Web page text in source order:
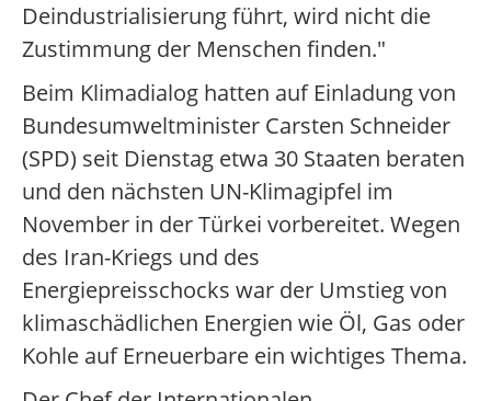
Deindustrialisierung führt, wird nicht die
Zustimmung der Menschen finden."
Beim Klimadialog hatten auf Einladung von
Bundesumweltminister Carsten Schneider
(SPD) seit Dienstag etwa 30 Staaten beraten
und den nächsten UN-Klimagipfel im
November in der Türkei vorbereitet. Wegen
des Iran-Kriegs und des
Energiepreisschocks war der Umstieg von
klimaschädlichen Energien wie Öl, Gas oder
Kohle auf Erneuerbare ein wichtiges Thema.